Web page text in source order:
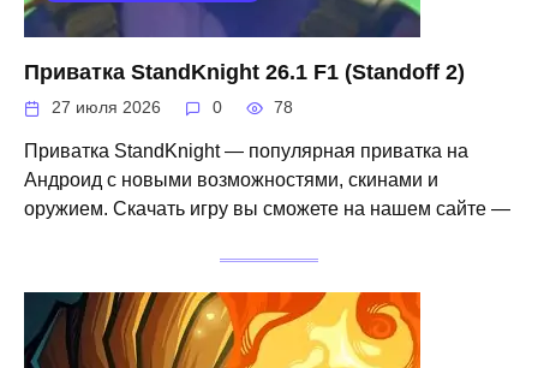
Приватка StandKnight 26.1 F1 (Standoff 2)
27 июля 2026 0 78
Приватка StandKnight — популярная приватка на
Андроид с новыми возможностями, скинами и
оружием. Скачать игру вы сможете на нашем сайте —